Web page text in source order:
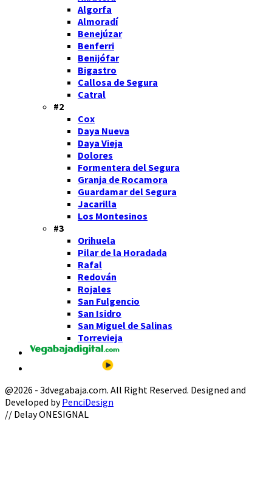
Algorfa
Almoradí
Benejúzar
Benferri
Benijófar
Bigastro
Callosa de Segura
Catral
#2
Cox
Daya Nueva
Daya Vieja
Dolores
Formentera del Segura
Granja de Rocamora
Guardamar del Segura
Jacarilla
Los Montesinos
#3
Orihuela
Pilar de la Horadada
Rafal
Redován
Rojales
San Fulgencio
San Isidro
San Miguel de Salinas
Torrevieja
@2026 - 3dvegabaja.com. All Right Reserved. Designed and
Developed byPenciDesign
Facebook
Twitter
Instagram
Youtube
Email
// Delay ONESIGNAL